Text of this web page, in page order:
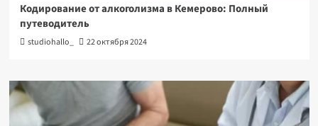
Кодирование от алкоголизма в Кемерово: Полный
путеводитель
studiohallo_ 22 октября 2024